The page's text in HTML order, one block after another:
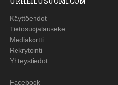
Käyttöehdot
Tietosuojalauseke
Mediakortti
Rekrytointi
Yhteystiedot
Facebook